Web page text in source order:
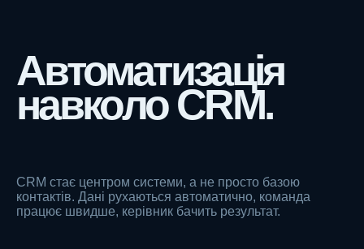
Автоматизація
навколо CRM.
CRM стає центром системи, а не просто базою
контактів. Дані рухаються автоматично, команда
працює швидше, керівник бачить результат.